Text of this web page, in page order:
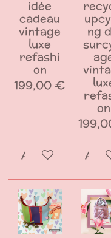
idée
cadeau
vintage
luxe
refashi
on
199,00 €
Ajouter au
ng
on